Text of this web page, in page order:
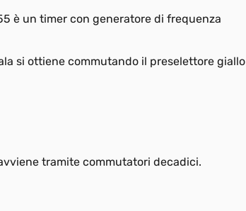
è un timer con generatore di frequenza
si ottiene commutando il preselettore giallo
tramite commutatori decadici.